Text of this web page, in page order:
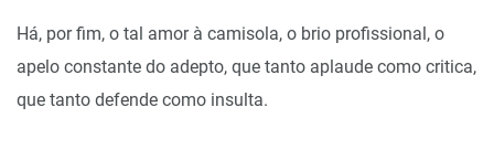
Há, por fim, o tal amor à camisola, o brio profissional, o
apelo constante do adepto, que tanto aplaude como critica,
que tanto defende como insulta.